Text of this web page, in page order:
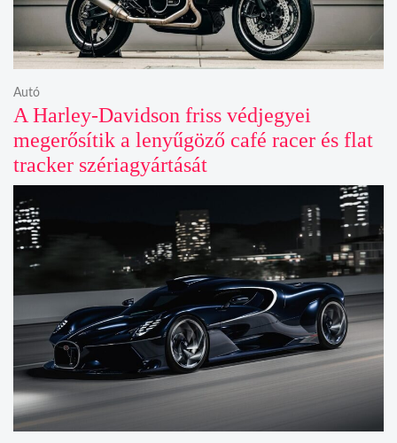
A Harley-Davidson friss védjegyei
megerősítik a lenyűgöző café racer és flat
tracker szériagyártását
Autó